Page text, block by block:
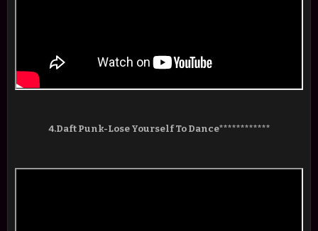
4.Daft Punk-Lose Yourself To Dance************